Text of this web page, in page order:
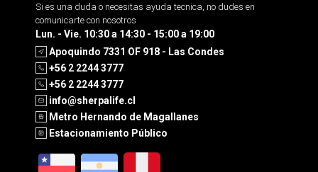
Si es una duda o necesitas ayuda tecnica, no dudes en
comunicarte con nosotros
Lun. - Vie. 10:30 a 14:30 - 15:00 a 19:00
Apoquindo 7331 OF 918 - Las Condes
+56 2 2244 3777
+56 2 2244 3777
info@sherpalife.cl
Metro Hernando de Magallanes
Estacionamiento Público